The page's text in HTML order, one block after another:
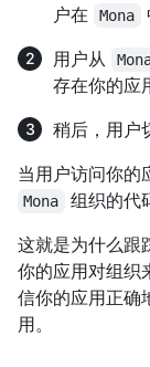
户在
Mona
用户从
存在你的应
稍后，用户
当用户访问你的
Mona
组织的代
这就是为什么跟
你的应用对组织
信你的应用正确
用。